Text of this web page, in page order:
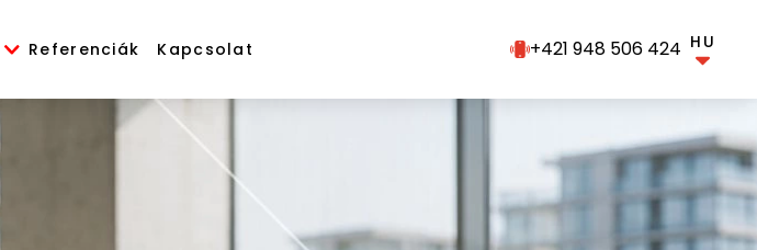
Referenciák Kapcsolat +421 948 506 424 HU